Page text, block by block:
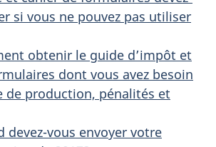
si vous ne pouvez pas utiliser
obtenir le guide d’impôt et
dont vous avez besoin
de production, pénalités et
devez-vous envoyer votre